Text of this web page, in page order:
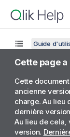
Guide
Cette page
Cette
ancienne
charge. Au lieu
dernière
Au lieu de cela,
version.